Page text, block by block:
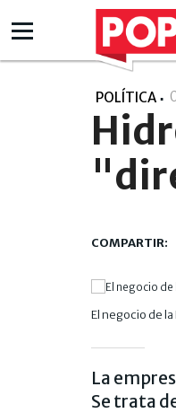
POLÍTICA
El negocio de
La
Se trata